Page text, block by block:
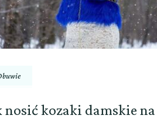
nosić kozaki damskie